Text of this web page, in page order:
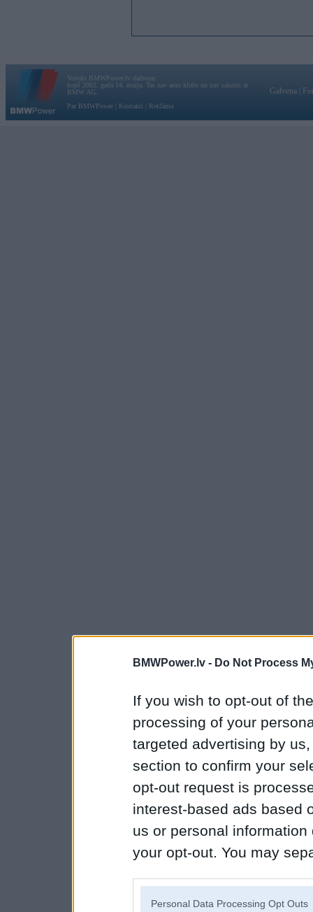
BMWPower.lv - Do Not Process
If you wish to opt-out of
processing of your
targeted advertising by
section to confirm your
opt-out request is
interest-based ads based
us or personal
your opt-out. You may
Personal Data Processing Opt Outs
Vortāls BMWPower.lv darbojas
kopš 2002. gada 14. maija. Tas nav auto klubs un nav saistīts ar
BMW AG.
Par BMWPower
Kontakti Reklāma
Galvena